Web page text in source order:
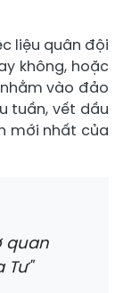
liệu quân đội
không, hoặc
vào đảo
tuần, vết dầu
mới nhất của
quan
Tư"